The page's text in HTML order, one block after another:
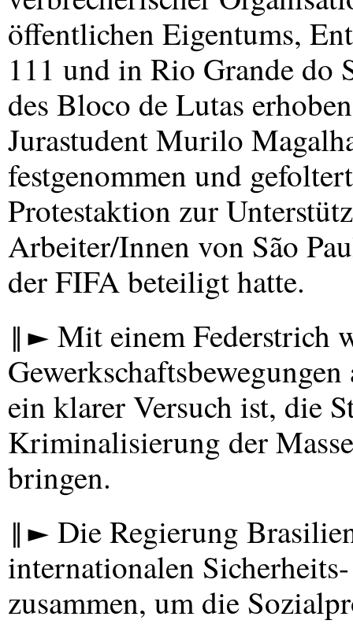
öffentlichen Eigentums,
111 und in Rio Grande do
des Bloco de Lutas
Jurastudent Murilo
festgenommen und
Protestaktion zur
Arbeiter/Innen von São
derFIFAbeteiligt hatte.
‖► Mit einem Federstrich
ein klarer Versuch ist, die
Kriminalisierung der
bringen.
‖► Die Regierung
internationalen
zusammen, um die